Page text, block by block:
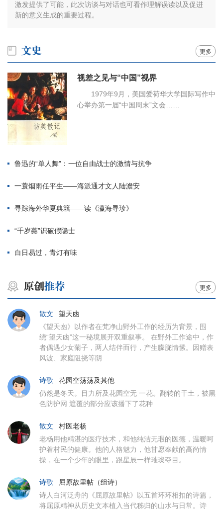
激发提供了可能，此次访谈与对话也可看作理解误读以及促进
新的意义生成的重要过程。
更多
视差之见与“中国”视界
1979年9月，美国爱荷华大学国际写作中
心举办第一届“中国周末”文会……
鲁迅的“单人舞”：一位自由战士的激情与抗争
一蓑烟雨任平生——海派通才文人陆澹安
寻踪海外华夏典籍——读《瀛海寻珍》
“千岁蘽”识破假隐士
白日易过，青灯有味
更多
散文 | 望天凼
《望天凼》以作者在梵净山野外工作的经历为背景，围
绕“望天凼”这一秘境展开双重叙事。 在野外工作途中，作
者偶遇少女菊子，两人结伴而行，产生朦胧情愫。因赠表
风波、家庭阻挠等阴
诗歌 | 花园空荡荡及其他
仍然是冬天。目力所及花园空无 一花。翻转的干土，被黑
色防护网 遮覆的部分应该播下了花种
散文 | 村医老杨
老杨用他精湛的医疗技术，和他纯洁无瑕的医德，温暖呵
护着村民的健康。他的人格魅力，他甘愿奉献的高尚情
操，在一个少年的眼里，跟星辰一样璀璨夺目。
诗歌 | 屈原故里帖（组诗）
诗人白河泛舟的《屈原故里帖》以五首环环相扣的诗篇，
将屈原精神从历史文本植入当代秭归的山水与日常。诗